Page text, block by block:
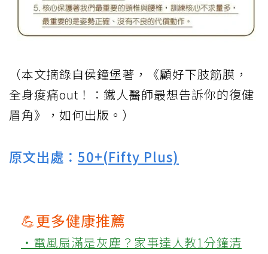
（本文摘錄自侯鐘堡著，《顧好下肢筋膜，
全身痠痛out！：鐵人醫師最想告訴你的復健
眉角》，如何出版。）
原文出處： 50+(Fifty Plus)
💪更多健康推薦
‧電風扇滿是灰塵？家事達人教1分鐘清